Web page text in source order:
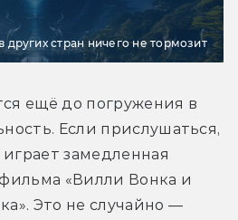
других стран ничего не тормозит
ещё до погружения в
Если прислушаться,
замедленная
«Вилли Вонка и
Это не случайно —